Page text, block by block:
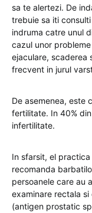
sa te alertezi. De
trebuie sa iti
indruma catre unul
cazul unor
ejaculare, scaderea
frecvent in jurul
De asemenea, este
fertilitate. In 40%
infertilitate.
In sfarsit, el
recomanda
persoanele care au
examinare rectala
(antigen prostatic